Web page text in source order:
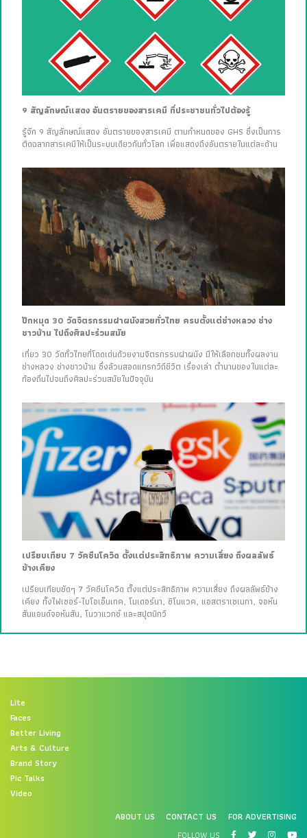
9 สัญลักษณ์แสดง อันตรายของสารเคมี ที่ประชาชนทั่วไปต้องรู้
รู้จัก 9 สัญลักษณ์แสดง อันตรายของสารเคมี ตามกำหนดของ GHS ซึ่งเป็นการ
ติดฉลากสารเคมีให้เป็นระบบเดียวกันทั่วโลก เพื่อแสดงถึงอันตรายในแต่ละด้าน
ปักหมุด 30 วัดจิตรกรรมฝาผนังสวยทั่วไทย ครบตั้งแต่ช่างหลวง ช่าง
ชาวบ้าน ไปถึงศิลปะร่วมสมัย
เที่ยว 30 วัดทั่วไทยที่โดดเด่นด้วยงานจิตรกรรมฝาผนัง มีให้เลือกชมทั้งผลงาน
ช่างหลวง ช่างชาวบ้าน ซึ่งล้วนสอดแทรกวิถีชีวิต เรื่องเล่า ตำนานของในแต่ละ
ท้องถิ่นไปจนถึงศิลปะร่วมสมัยในปัจจุบัน
เปรียบเทียบ 7 วัคซีนโควิด ตั้งแต่ประสิทธิภาพ ความเสี่ยง ถึงผลลัพธ์
ข้างเคียง
เปรียบเทียบชัดๆ 7 วัคซีนโควิด ตั้งแต่ประสิทธิภาพ ความเสี่ยง ถึงผลลัพธ์ข้าง
เคียง ทั้งไฟเซอร์-ไบโอเอ็นเทค, โมเดอร์นา, ซิโนแวค, แอสตราเซเนกา, จอห์น
สันแอนด์จอห์นสัน, โนวาแวกซ์ และสปุตนิกวี
Lite
Faces
Better Living
Arts & Culture
Brand Story
Pic Talks
Video
ABOUT US
CONTACT US
FOR ADVERTISING